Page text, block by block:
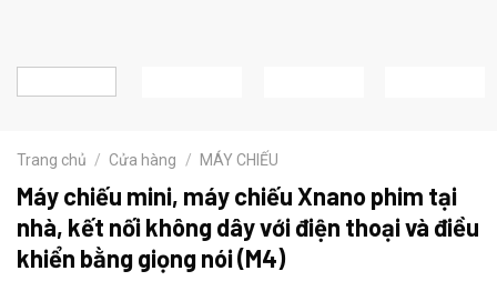
Trang chủ / Cửa hàng / MÁY CHIẾU
Máy chiếu mini, máy chiếu Xnano phim tại
nhà, kết nối không dây với điện thoại và điều
khiển bằng giọng nói (M4)